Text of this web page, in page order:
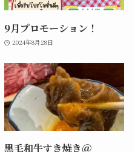
9月プロモーション！
2024年8月28日
黒毛和牛すき焼き＠